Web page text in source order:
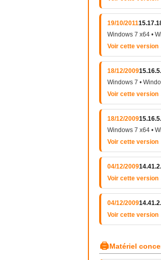
19/10/2011
Windows 7 x64 •
Voir cette version
18/12/2009
Windows 7 •
Voir cette version
18/12/2009
Windows 7 x64 •
Voir cette version
04/12/2009
Voir cette version
04/12/2009
Voir cette version
🖨Matériel